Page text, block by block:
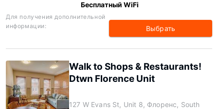
Бесплатный WiFi
Для получения дополнительной
информации:
Выбрать
Walk to Shops & Restaurants!
Dtwn Florence Unit
127 W Evans St, Unit 8, Флоренс, South